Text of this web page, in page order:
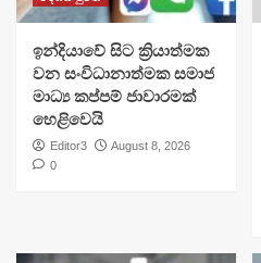
​ඉන්දියාවේ සිට ක්‍රියාත්මක
වන සංවිධානාත්මක සමාජ
මාධ්‍ය කප්පම් ජාවාරමක්
හෙළිවෙයි
Editor3
August 8, 2026
0